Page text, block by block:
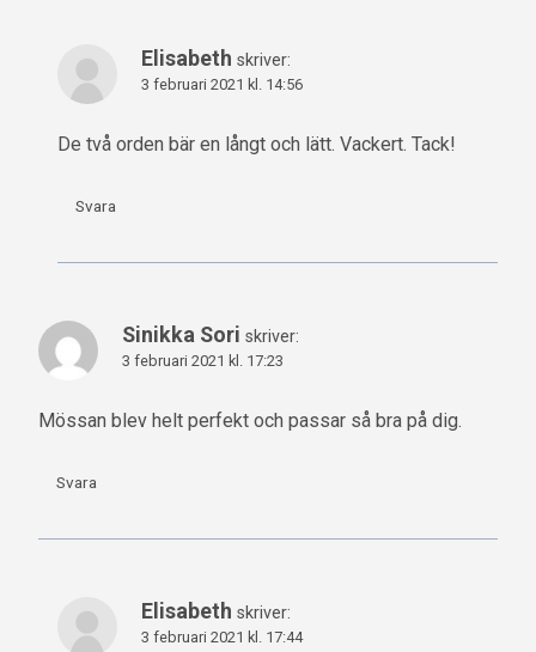
Elisabeth skriver:
3 februari 2021 kl. 14:56
De två orden bär en långt och lätt. Vackert. Tack!
Svara
Sinikka Sori skriver:
3 februari 2021 kl. 17:23
Mössan blev helt perfekt och passar så bra på dig.
Svara
Elisabeth skriver:
3 februari 2021 kl. 17:44